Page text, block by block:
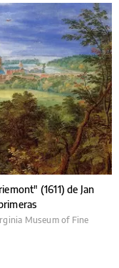
(1611) de Jan
Museum of Fine